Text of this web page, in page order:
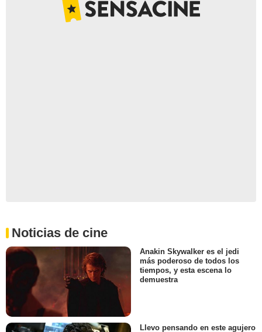
Noticias de cine
Anakin Skywalker es el jedi
más poderoso de todos los
tiempos, y esta escena lo
demuestra
Llevo pensando en este agujero